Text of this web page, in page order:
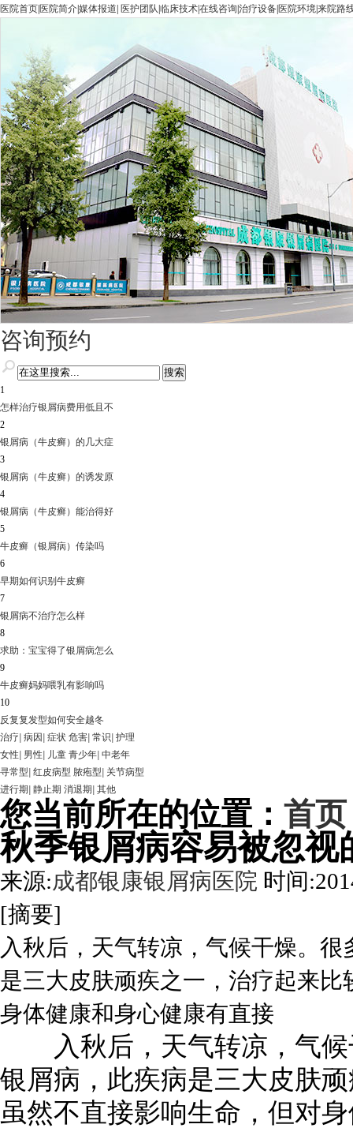
医院首页 医院简介媒体报道 医护团队 临床技术在线咨询 治疗设备 医院环境来院路
咨询预约
1
怎样治疗银屑病费用低且不
2
银屑病（牛皮癣）的几大症
3
银屑病（牛皮癣）的诱发原
4
银屑病（牛皮癣）能治得好
5
牛皮癣（银屑病）传染吗
6
早期如何识别牛皮癣
7
银屑病不治疗怎么样
8
求助：宝宝得了银屑病怎么
9
牛皮癣妈妈喂乳有影响吗
10
反复复发型如何安全越冬
治疗 病因 症状 危害 常识 护理
女性 男性 儿童 青少年 中老年
寻常型 红皮病型 脓疱型 关节病型
进行期 静止期 消退期 其他
您当前所在的位置： 首页
秋季银屑病容易被忽视
来源:成都银康银屑病医院 时间
[摘要]
入秋后，天气转凉，气候干燥。
是三大皮肤顽疾之一，治疗起来
身体健康和身心健康有直接
入秋后，天气转凉，气候
银屑病，此疾病是三大皮肤
虽然不直接影响生命，但对